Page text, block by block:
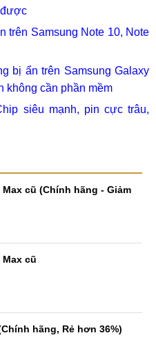
được
trên Samsung Note 10, Note
bị ẩn trên Samsung Galaxy
không cần phần mềm
siêu mạnh, pin cực trâu,
Max cũ (Chính hãng - Giảm
Max cũ
hãng, Rẻ hơn 36%)